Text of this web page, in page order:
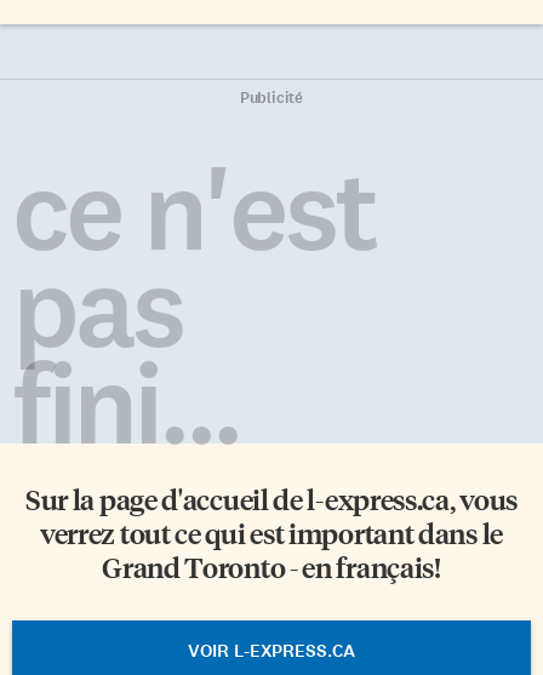
Publicité
ce n'est
pas
fini...
Sur la page d'accueil del-express.ca, vous
verrez tout ce qui est important dans le
Grand Toronto - en français!
VOIR L-EXPRESS.CA